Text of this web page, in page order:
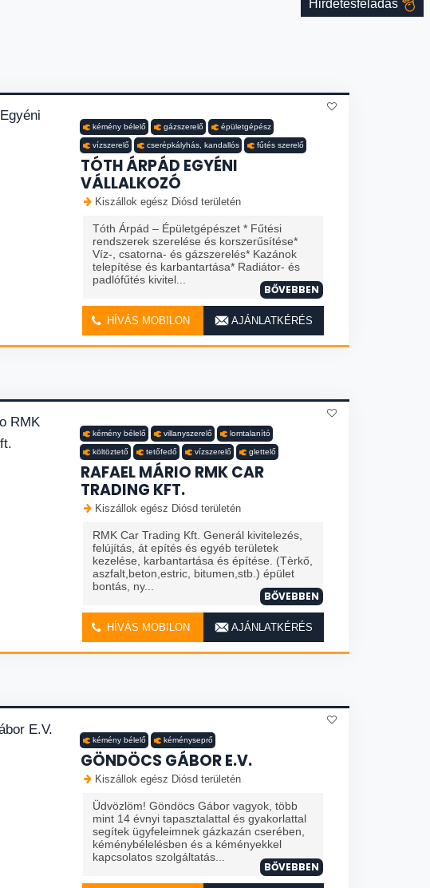
kémény bélelő gázszerelő épületgépész
vízszerelő cserépkályhás, kandallós fűtés szerelő
TÓTH ÁRPÁD EGYÉNI
VÁLLALKOZÓ
Kiszállok egész Diósd területén
Tóth Árpád – Épületgépészet * Fűtési
rendszerek szerelése és korszerűsítése*
Víz-, csatorna- és gázszerelés* Kazánok
telepítése és karbantartása* Radiátor- és
padlófűtés kivitel...
BŐVEBBEN
HÍVÁS MOBILON AJÁNLATKÉRÉS
kémény bélelő villanyszerelő lomtalanító
költöztető tetőfedő vízszerelő glettelő
RAFAEL MÁRIO RMK CAR
TRADING KFT.
Kiszállok egész Diósd területén
RMK Car Trading Kft. Generál kivitelezés,
felújítás, át epítés és egyéb területek
kezelése, karbantartása és építése. (Tèrkő,
aszfalt,beton,estric, bitumen,stb.) épület
bontás, ny...
BŐVEBBEN
HÍVÁS MOBILON AJÁNLATKÉRÉS
kémény bélelő kéményseprő
GÖNDÖCS GÁBOR E.V.
Kiszállok egész Diósd területén
Üdvözlöm! Göndöcs Gábor vagyok, több
mint 14 évnyi tapasztalattal és gyakorlattal
segítek ügyfeleimnek gázkazán cserében,
kéménybélelésben és a kéményekkel
kapcsolatos szolgáltatás...
BŐVEBBEN
Hirdetésfeladás